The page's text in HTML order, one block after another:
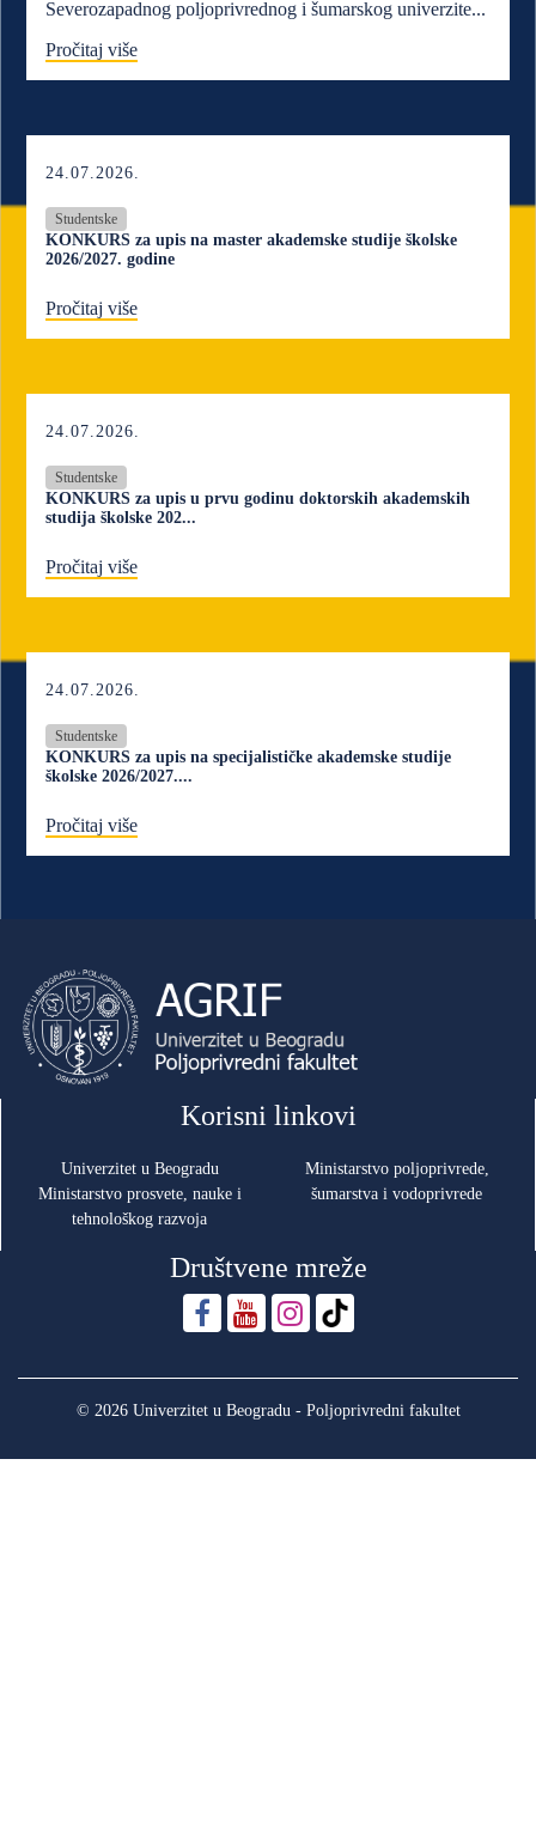
Severozapadnog poljoprivrednog i šumarskog univerzite...
Pročitaj više
24.07.2026.
Studentske
KONKURS za upis na master akademske studije školske
2026/2027. godine
Pročitaj više
24.07.2026.
Studentske
KONKURS za upis u prvu godinu doktorskih akademskih
studija školske 202...
Pročitaj više
24.07.2026.
Studentske
KONKURS za upis na specijalističke akademske studije
školske 2026/2027....
Pročitaj više
Korisni linkovi
Univerzitet u Beogradu
Ministarstvo prosvete, nauke i
tehnološkog razvoja
Ministarstvo poljoprivrede,
šumarstva i vodoprivrede
Društvene mreže
© 2026 Univerzitet u Beogradu - Poljoprivredni fakultet